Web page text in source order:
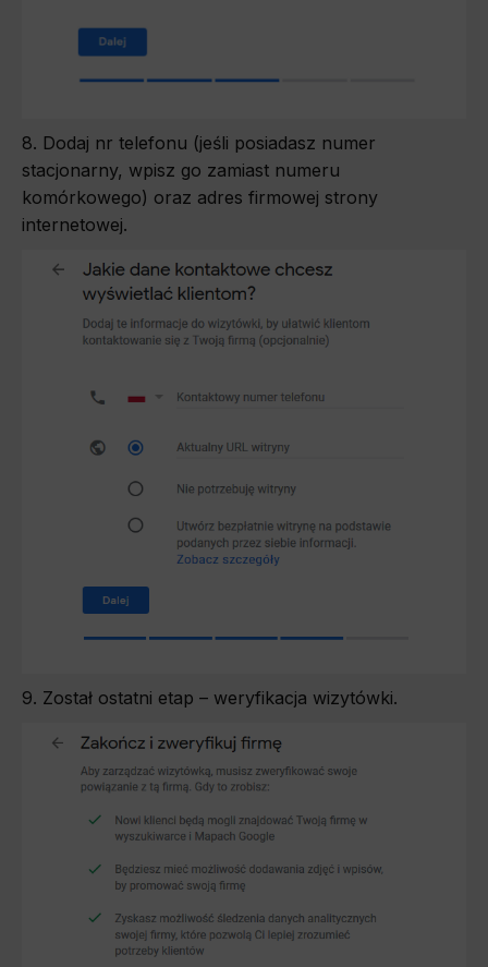
8. Dodaj nr telefonu (jeśli posiadasz numer
stacjonarny, wpisz go zamiast numeru
komórkowego) oraz adres firmowej strony
internetowej.
9. Został ostatni etap – weryfikacja wizytówki.